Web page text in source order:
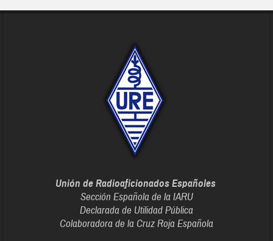
Unión de Radioaficionados Españoles
Sección Española de la IARU
Declarada de Utilidad Pública
Colaboradora de la Cruz Roja Española